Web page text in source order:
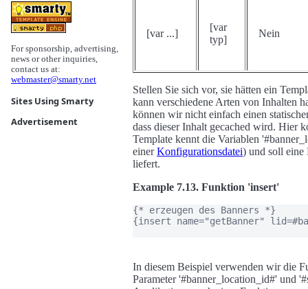
For sponsorship, advertising,
news or other inquiries,
contact us at:
webmaster@smarty.net
Sites Using Smarty
Advertisement
[var ...]
[var
typ]
Nein
Stellen Sie sich vor, sie hätten ein
kann verschiedene Arten von Inhalten
können wir nicht einfach einen
dass dieser Inhalt gecached wird. Hier
Template kennt die Variablen
einerKonfigurationsdatei) und soll eine
liefert.
Example 7.13. Funktion 'insert'
{* erzeugen des Banners *}
{insert name="getBanner"
In diesem Beispiel verwenden wir die
Parameter '#banner_location_id#' und